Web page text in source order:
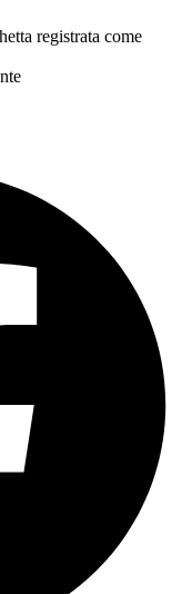
registrata come